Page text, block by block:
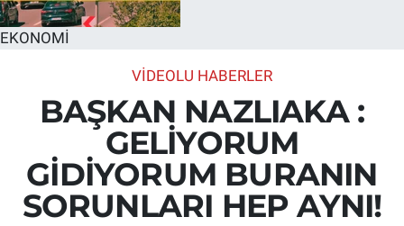
EKONOMİ
VİDEOLU HABERLER
BAŞKAN NAZLIAKA :
GELİYORUM
GİDİYORUM BURANIN
SORUNLARI HEP AYNI!